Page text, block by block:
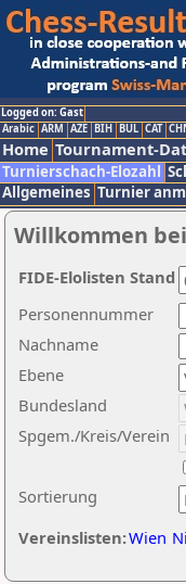
Logged on: Gast
Arabic ARM AZE BIH BUL CAT
Home Tournament-
Turnierschach-Elozahl
Allgemeines Turnier
Willkommen
Nachname
Ebene
Sortierung
Personennummer
Bundesland
Spgem./Kreis/Verein
Vereinslisten:Wien
FIDE-Elolisten Stand